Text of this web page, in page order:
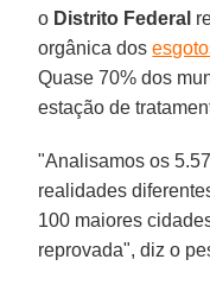
o Distrito Federal
orgânica dos
Quase 70% dos
estação de
"Analisamos os
realidades
100 maiores
reprovada", diz o